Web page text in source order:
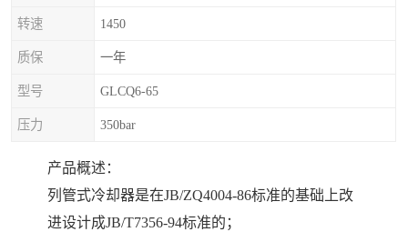
转速 1450
质保 一年
型号 GLCQ6-65
压力 350bar
产品概述：
列管式冷却器是在JB/ZQ4004-86标准的基础上改
进设计成JB/T7356-94标准的；